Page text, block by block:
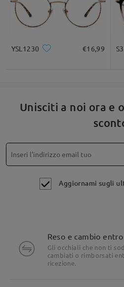
YSL1230 €16,99
Unisciti a noi ora e
Aggiornami sugli
Reso e cambio
Gli occhiali che non ti
cambiati o rimborsati
ricezione.